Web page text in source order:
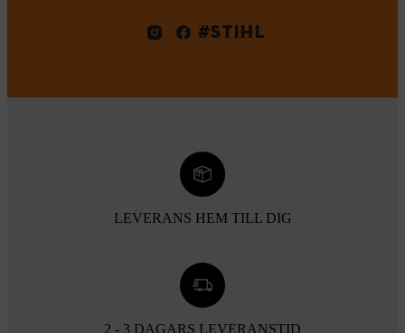
#STIHL
LEVERANS HEM TILL DIG
2 - 3 DAGARS LEVERANSTID